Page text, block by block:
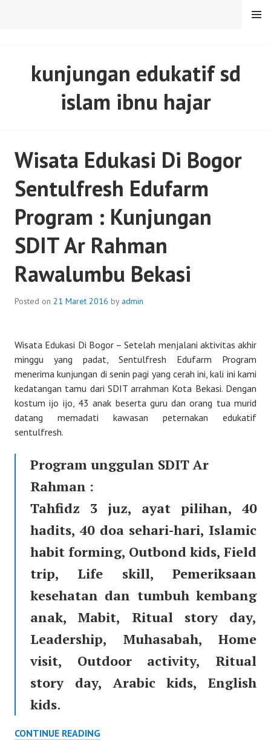
MENU
kunjungan edukatif sd
islam ibnu hajar
Wisata Edukasi Di Bogor
Sentulfresh Edufarm
Program : Kunjungan
SDIT Ar Rahman
Rawalumbu Bekasi
Posted on 21 Maret 2016 by admin
Wisata Edukasi Di Bogor – Setelah menjalani aktivitas akhir
minggu yang padat, Sentulfresh Edufarm Program
menerima kunjungan di senin pagi yang cerah ini, kali ini kami
kedatangan tamu dari SDIT arrahman Kota Bekasi. Dengan
kostum ijo ijo, 43 anak beserta guru dan orang tua murid
datang memadati kawasan peternakan edukatif
sentulfresh.
Program unggulan SDIT Ar
Rahman :
Tahfidz 3 juz, ayat pilihan, 40
hadits, 40 doa sehari-hari, Islamic
habit forming, Outbond kids, Field
trip, Life skill, Pemeriksaan
kesehatan dan tumbuh kembang
anak, Mabit, Ritual story day,
Leadership, Muhasabah, Home
visit, Outdoor activity, Ritual
story day, Arabic kids, English
kids.
CONTINUE READINGWISATA